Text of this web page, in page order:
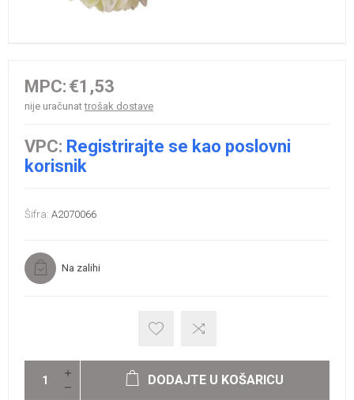
MPC: €1,53
nije uračunattrošak dostave
VPC: Registrirajte se kao poslovni
korisnik
Šifra: A2070066
Na zalihi
DODAJTE U KOŠARICU